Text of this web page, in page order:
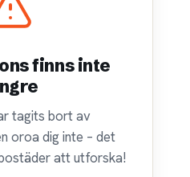
finns inte
tagits bort av
oroa dig inte – det
att utforska!